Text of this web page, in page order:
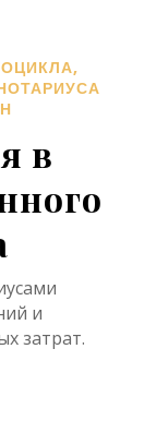
в
и
затрат.